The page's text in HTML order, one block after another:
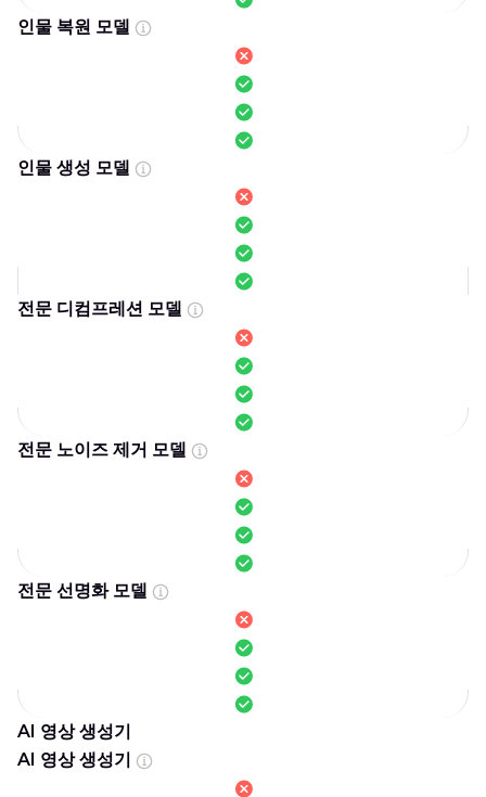
인물 복원 모델
인물 생성 모델
전문 디컴프레션 모델
전문 노이즈 제거 모델
전문 선명화 모델
AI 영상 생성기
AI 영상 생성기